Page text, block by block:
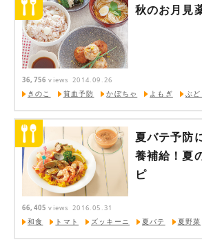
秋のお月見
36,756 views 2014.09.26
きのこ 貧血予防 かぼちゃ よもぎ ぶど
夏バテ予防
養補給！夏
ピ
66,405 views 2016.05.31
和食 トマト ズッキーニ 夏バテ 夏野菜